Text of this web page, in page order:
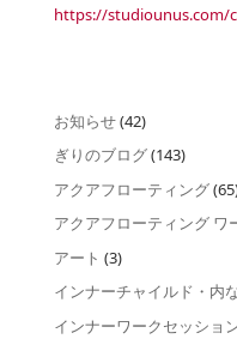
https://studiounus.com/
お知らせ(42)
ぎりのブログ(143)
アクアフローティング
アクアフローティング
アート (3)
インナーチャイルド・内
インナーワークセッショ